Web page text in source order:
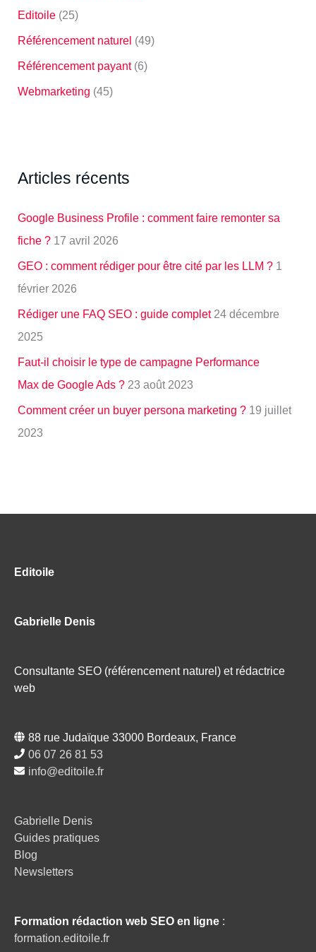
Editoile (25)
Référencement naturel (49)
Référencement payant(6)
Webmarketing (45)
Articles récents
Google Business Profile : comment faire remonter sa
fiche ? 17 avril 2026
GEO : comment rédiger pour être cité par les LLM ? 1
février 2026
Rédiger une FAQ SEO : guide complet 24 décembre
2025
Faut-il choisir le type de campagne Performance
Max de Google Ads ? 23 août 2023
Comment créer un buyer persona marketing ? 19 juillet
2023
Editoile
Gabrielle Denis
Consultante SEO (référencement naturel) et rédactrice
web
88 rue Judaïque 33000 Bordeaux, France
06 07 26 81 53
info@editoile.fr
Gabrielle Denis
Guides pratiques
Blog
Newsletters
Formation rédaction web SEO en ligne :
formation.editoile.fr